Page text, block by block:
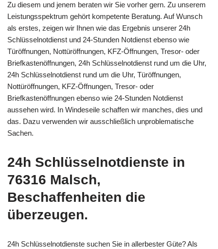
Zu diesem und jenem beraten wir Sie vorher gern. Zu unserem
Leistungsspektrum gehört kompetente Beratung. Auf Wunsch
als erstes, zeigen wir Ihnen wie das Ergebnis unserer 24h
Schlüsselnotdienst und 24-Stunden Notdienst ebenso wie
Türöffnungen, Nottüröffnungen, KFZ-Öffnungen, Tresor- oder
Briefkastenöffnungen, 24h Schlüsselnotdienst rund um die Uhr,
24h Schlüsselnotdienst rund um die Uhr, Türöffnungen,
Nottüröffnungen, KFZ-Öffnungen, Tresor- oder
Briefkastenöffnungen ebenso wie 24-Stunden Notdienst
aussehen wird. In Windeseile schaffen wir manches, dies und
das. Dazu verwenden wir ausschließlich unproblematische
Sachen.
24h Schlüsselnotdienste in
76316 Malsch,
Beschaffenheiten die
überzeugen.
24h Schlüsselnotdienste suchen Sie in allerbester Güte? Als